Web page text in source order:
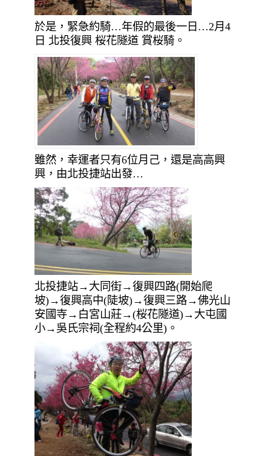
於是，緊急約騎…年假的最後一日…2月4
日 北投復興 桜花隧道 賞桜騎。
雖然，幸運者只有6位月己，還是高高興
興，由北投捷站出發…
北投捷站→大同街→復興四路(開始爬
坡)→復興高中(陡坡)→復興三路→佛光山
安國寺→白宮山莊→(桜花隧道)→大屯國
小→吳氏宗祠(全程約4公里)。